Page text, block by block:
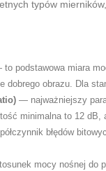
typów
podstawowa miara
dobrego obrazu. Dla
— najważniejszy
minimalna to 12
błędów
mocy nośnej do